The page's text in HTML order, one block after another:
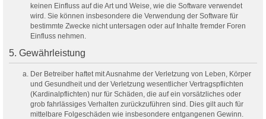
keinen Einfluss auf die Art und Weise, wie die Software verwendet
wird. Sie können insbesondere die Verwendung der Software für
bestimmte Zwecke nicht untersagen oder auf Inhalte fremder Foren
Einfluss nehmen.
5. Gewährleistung
Der Betreiber haftet mit Ausnahme der Verletzung von Leben, Körper
und Gesundheit und der Verletzung wesentlicher Vertragspflichten
(Kardinalpflichten) nur für Schäden, die auf ein vorsätzliches oder
grob fahrlässiges Verhalten zurückzuführen sind. Dies gilt auch für
mittelbare Folgeschäden wie insbesondere entgangenen Gewinn.